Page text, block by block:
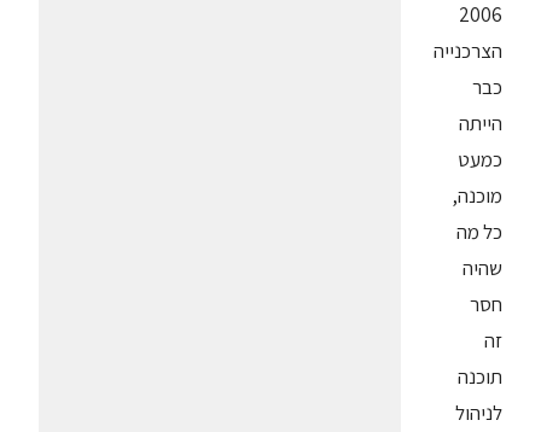
2006
הצרכנייה
כבר
הייתה
כמעט
מוכנה,
כל מה
שהיה
חסר
זה
תוכנה
לניהול